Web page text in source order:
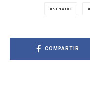
SENADO
COMPARTIR